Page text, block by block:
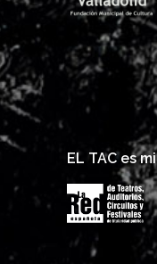
EL TAC es